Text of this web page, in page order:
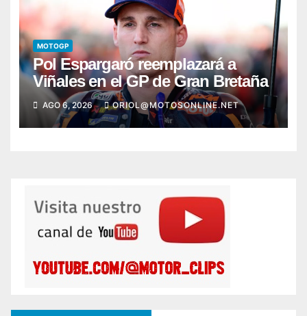
MOTOGP
Pol Espargaró reemplazará a
Viñales en el GP de Gran Bretaña
AGO 6, 2026 ORIOL@MOTOSONLINE.NET